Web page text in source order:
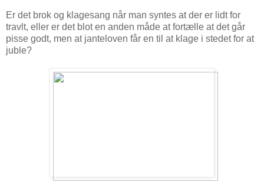
Er det brok og klagesang når man syntes at der er lidt for
travlt, eller er det blot en anden måde at fortælle at det går
pisse godt, men at janteloven får en til at klage i stedet for at
juble?